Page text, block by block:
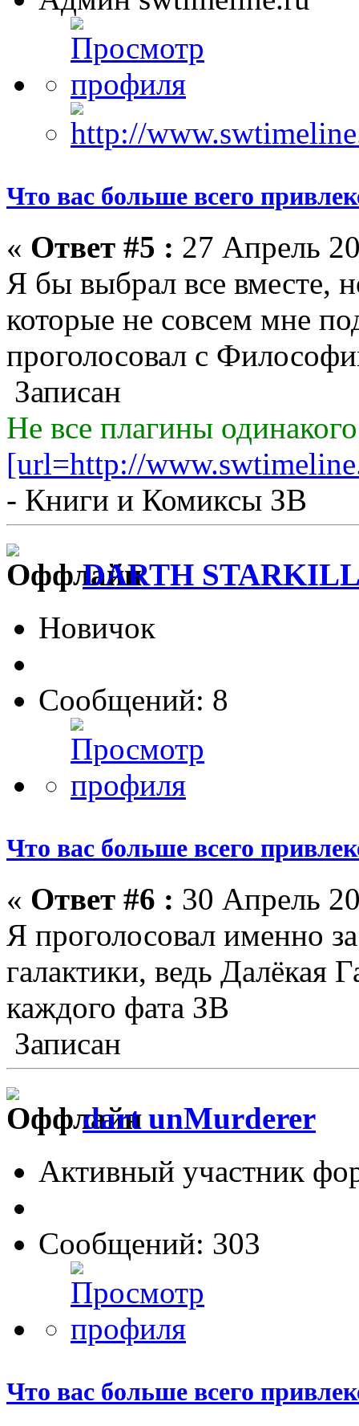
Что вас больше всего
« Ответ #5 : 27 Апрель
Я бы выбрал все вместе,
которые не совсем мне
проголосовал с
Записан
Не все плагины
[url=http://
- Книги и Комиксы ЗВ
DARTH
Новичок
Сообщений: 8
Что вас больше всего
« Ответ #6 : 30 Апрель
Я проголосовал именно
галактики, ведь Далёкая
каждого фата ЗВ
Записан
dart unMurderer
Активный участник
Сообщений: 303
Что вас больше всего